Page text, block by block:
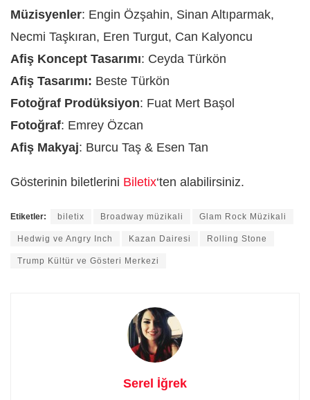
Müzisyenler: Engin Özşahin, Sinan Altıparmak,
Necmi Taşkıran, Eren Turgut, Can Kalyoncu
Afiş Koncept Tasarımı: Ceyda Türkön
Afiş Tasarımı: Beste Türkön
Fotoğraf Prodüksiyon: Fuat Mert Başol
Fotoğraf: Emrey Özcan
Afiş Makyaj: Burcu Taş & Esen Tan
Gösterinin biletlerini Biletix‘ten alabilirsiniz.
Etiketler: biletix Broadway müzikali Glam Rock Müzikali
Hedwig ve Angry Inch Kazan Dairesi Rolling Stone
Trump Kültür ve Gösteri Merkezi
Serel İğrek